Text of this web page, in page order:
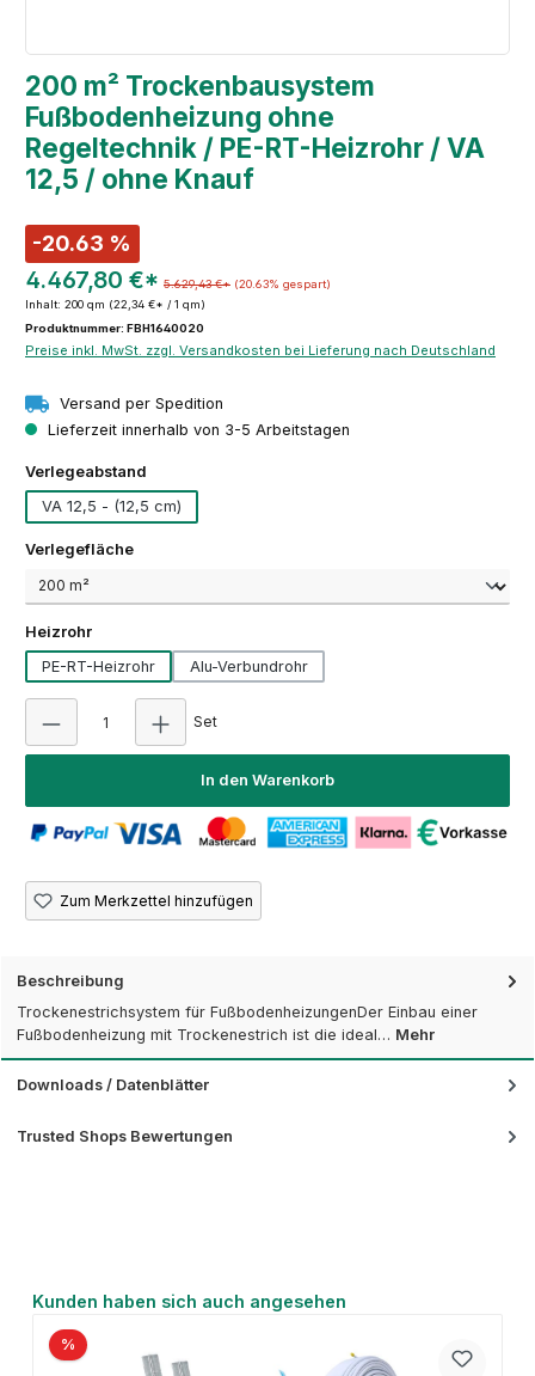
200 m² Trockenbausystem
Fußbodenheizung ohne
Regeltechnik / PE-RT-Heizrohr / VA
12,5 / ohne Knauf
-20.63 %
4.467,80 €* 5.629,43 €* (20.63% gespart)
Inhalt: 200 qm (22,34 €* / 1 qm)
Produktnummer: FBH1640020
Preise inkl. MwSt. zzgl. Versandkosten bei Lieferung nach Deutschland
Versand per Spedition
Lieferzeit innerhalb von 3-5 Arbeitstagen
Verlegeabstand
VA 12,5 - (12,5 cm)
Verlegeflächeauswählen
Heizrohrauswählen
PE-RT-Heizrohr
Alu-Verbundrohr
Set
In den Warenkorb
Zum Merkzettel hinzufügen
Beschreibung
Trockenestrichsystem für FußbodenheizungenDer Einbau einer
Fußbodenheizung mit Trockenestrich ist die ideal… Mehr
Downloads / Datenblätter
Trusted Shops Bewertungen
Produktgalerie überspringen
Kunden haben sich auch angesehen
%